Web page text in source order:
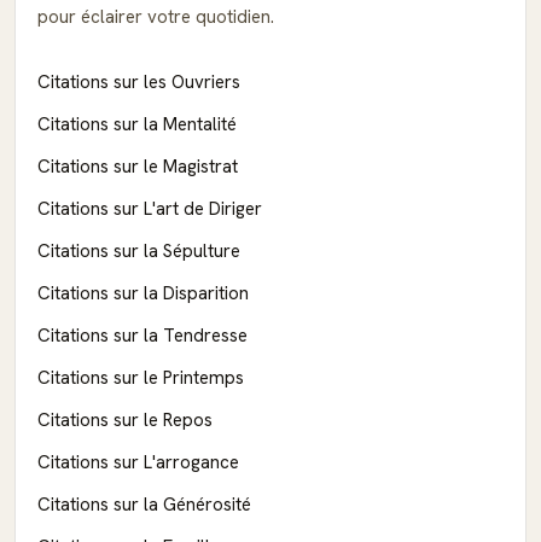
pour éclairer votre quotidien.
Citations sur les Ouvriers
Citations sur la Mentalité
Citations sur le Magistrat
Citations sur L'art de Diriger
Citations sur la Sépulture
Citations sur la Disparition
Citations sur la Tendresse
Citations sur le Printemps
Citations sur le Repos
Citations sur L'arrogance
Citations sur la Générosité